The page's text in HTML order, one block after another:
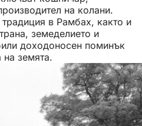
на колани.
в Рамбах, както и
земеделието и
доходоносен поминък
на земята.